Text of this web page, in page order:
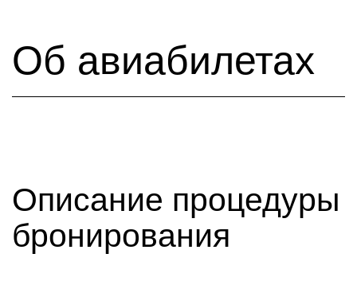
Об авиабилетах
Описание процедуры
бронирования